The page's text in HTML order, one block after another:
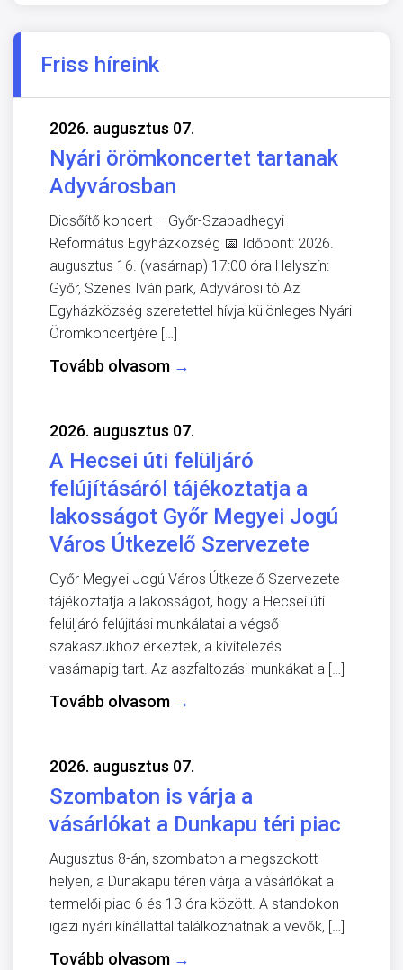
Friss híreink
2026. augusztus 07.
Nyári örömkoncertet tartanak
Adyvárosban
Dicsőítő koncert – Győr-Szabadhegyi
Református Egyházközség 📅 Időpont: 2026.
augusztus 16. (vasárnap) 17:00 óra Helyszín:
Győr, Szenes Iván park, Adyvárosi tó Az
Egyházközség szeretettel hívja különleges Nyári
Örömkoncertjére […]
Tovább olvasom →
2026. augusztus 07.
A Hecsei úti felüljáró
felújításáról tájékoztatja a
lakosságot Győr Megyei Jogú
Város Útkezelő Szervezete
Győr Megyei Jogú Város Útkezelő Szervezete
tájékoztatja a lakosságot, hogy a Hecsei úti
felüljáró felújítási munkálatai a végső
szakaszukhoz érkeztek, a kivitelezés
vasárnapig tart. Az aszfaltozási munkákat a […]
Tovább olvasom →
2026. augusztus 07.
Szombaton is várja a
vásárlókat a Dunkapu téri piac
Augusztus 8-án, szombaton a megszokott
helyen, a Dunakapu téren várja a vásárlókat a
termelői piac 6 és 13 óra között. A standokon
igazi nyári kínállattal találkozhatnak a vevők, […]
Tovább olvasom →